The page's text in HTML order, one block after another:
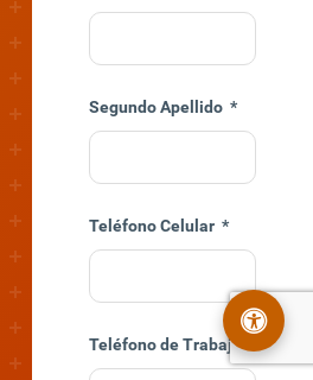
Segundo Apellido *
Teléfono Celular *
Teléfono de Trabajo